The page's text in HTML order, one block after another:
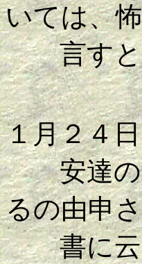
いては、
言すと
１月２４
安達の源
るの由申
書に云く